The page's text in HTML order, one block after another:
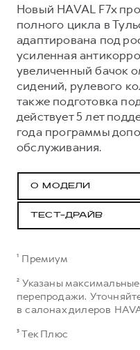
Новый HAVAL F7x
полного цикла в
адаптирована под
усиленная
увеличенный бачок
сидений, рулевого
также подготовка
действует 5 лет
года программы
обслуживания.
О МОДЕЛИ
ТЕСТ-ДРАЙВ
¹ Премиум
² Указаны
перепродажи.
в салонах дилеров
³ Тек Плюс